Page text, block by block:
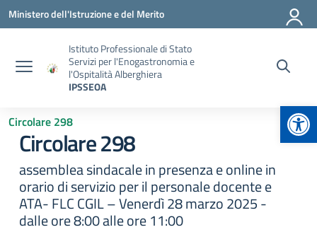
Vai ai contenuti
Vai al menu di navigazione
Vai al footer
Ministero dell'Istruzione e del Merito
Istituto Professionale di Stato
Servizi per l'Enogastronomia e
l'Ospitalità Alberghiera
IPSSEOA
Circolare 298
Circolare 298
assemblea sindacale in presenza e online in
orario di servizio per il personale docente e
ATA- FLC CGIL – Venerdì 28 marzo 2025 -
dalle ore 8:00 alle ore 11:00